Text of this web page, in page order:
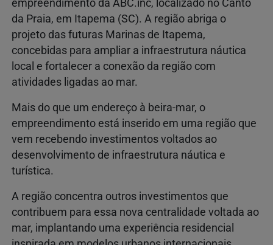
empreendimento da ABC.inc, localizado no Canto
da Praia, em Itapema (SC). A região abriga o
projeto das futuras Marinas de Itapema,
concebidas para ampliar a infraestrutura náutica
local e fortalecer a conexão da região com
atividades ligadas ao mar.
Mais do que um endereço à beira-mar, o
empreendimento está inserido em uma região que
vem recebendo investimentos voltados ao
desenvolvimento de infraestrutura náutica e
turística.
A região concentra outros investimentos que
contribuem para essa nova centralidade voltada ao
mar, implantando uma experiência residencial